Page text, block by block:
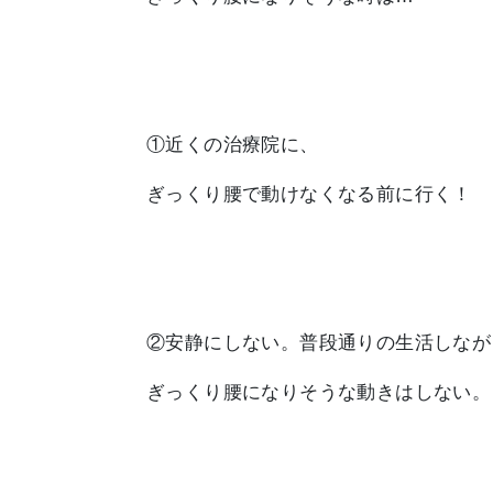
①近くの治療院に、
ぎっくり腰で動けなくなる前に行く！
②安静にしない。普段通りの生活しな
ぎっくり腰になりそうな動きはしない。